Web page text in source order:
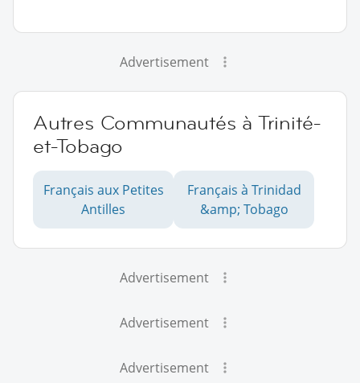
Advertisement
Autres Communautés à Trinité-
et-Tobago
Français aux Petites
Antilles
Français à Trinidad
&amp; Tobago
Advertisement
Advertisement
Advertisement